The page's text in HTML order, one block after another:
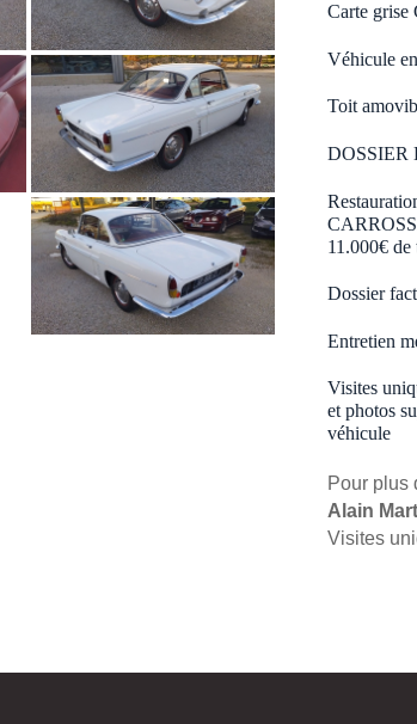
Carte
Véhicule
Toit
DOSSIER
11.000€
Dossier
Entretien
Visites
et photos
véhicule
Pour plus
Alain
Visites